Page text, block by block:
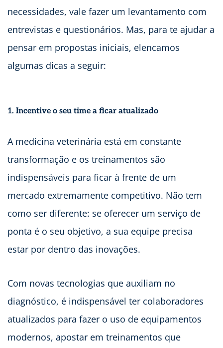
necessidades, vale fazer um levantamento com
entrevistas e questionários. Mas, para te ajudar a
pensar em propostas iniciais, elencamos
algumas dicas a seguir:
1. Incentive o seu time a ficar atualizado
A medicina veterinária está em constante
transformação e os treinamentos são
indispensáveis para ficar à frente de um
mercado extremamente competitivo. Não tem
como ser diferente: se oferecer um serviço de
ponta é o seu objetivo, a sua equipe precisa
estar por dentro das inovações.
Com novas tecnologias que auxiliam no
diagnóstico, é indispensável ter colaboradores
atualizados para fazer o uso de equipamentos
modernos, apostar em treinamentos que